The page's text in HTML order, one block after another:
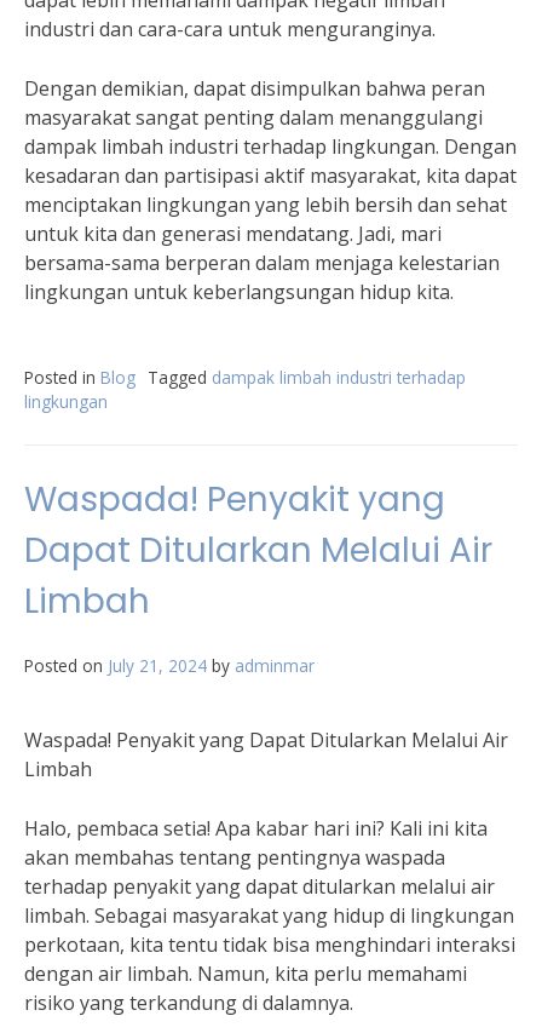
industri dan cara-cara untuk menguranginya.
Dengan demikian, dapat disimpulkan bahwa peran
masyarakat sangat penting dalam menanggulangi
dampak limbah industri terhadap lingkungan. Dengan
kesadaran dan partisipasi aktif masyarakat, kita dapat
menciptakan lingkungan yang lebih bersih dan sehat
untuk kita dan generasi mendatang. Jadi, mari
bersama-sama berperan dalam menjaga kelestarian
lingkungan untuk keberlangsungan hidup kita.
Posted in Blog Tagged dampak limbah industri terhadap
lingkungan
Waspada! Penyakit yang
Dapat Ditularkan Melalui Air
Limbah
Posted on July 21, 2024 by adminmar
Waspada! Penyakit yang Dapat Ditularkan Melalui Air
Limbah
Halo, pembaca setia! Apa kabar hari ini? Kali ini kita
akan membahas tentang pentingnya waspada
terhadap penyakit yang dapat ditularkan melalui air
limbah. Sebagai masyarakat yang hidup di lingkungan
perkotaan, kita tentu tidak bisa menghindari interaksi
dengan air limbah. Namun, kita perlu memahami
risiko yang terkandung di dalamnya.